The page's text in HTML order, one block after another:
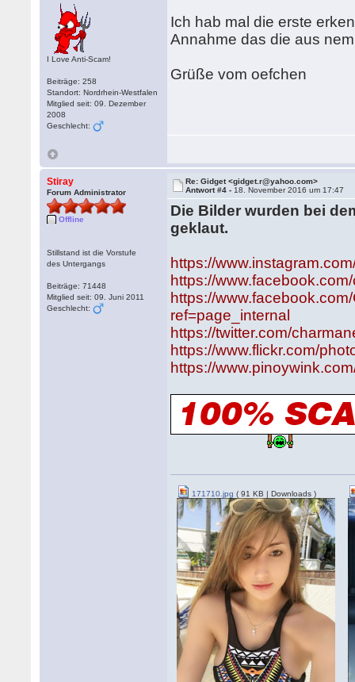
I Love Anti-Scam!
Beiträge: 258
Standort: Nordrhein-Westfalen
Mitglied seit: 09. Dezember
2008
Geschlecht:
Ich hab mal die erste
Annahme das die aus
Grüße vom oefchen
Stiray
Forum Administrator
Offline
Stillstand ist die Vorstufe
des Untergangs
Beiträge: 71448
Mitglied seit: 09. Juni 2011
Geschlecht:
Re: Gidget <gidget.r@yahoo.com>
Antwort #4 - 18. November 2016 um 17:47
Die Bilder wurden bei
geklaut.
https://
https://
https://
ref=page_internal
https://twitter.com/
https://www.flickr.com/
https://
171710.jpg ( 91 KB | Downloads )